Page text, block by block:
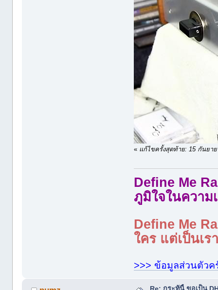
« แก้ไขครั้งสุดท้าย: 15 กันยาย
Define Me
ภูมิใจในความ
Define Me
ใคร แต่เป็นเ
>>> ข้อมูลส่วนตัวค
Re: กระทู้นี้ ขอเป็น